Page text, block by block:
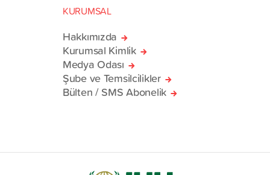
KURUMSAL
Hakkımızda
Kurumsal Kimlik
Medya Odası
Şube ve Temsilcilikler
Bülten / SMS Abonelik